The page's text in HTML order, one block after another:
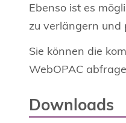
Ebenso ist es
zu verlängern und
Sie können die
WebOPAC
Downloads